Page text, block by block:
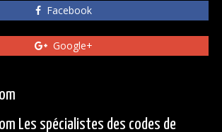
Facebook
Google+
Les spécialistes des codes de